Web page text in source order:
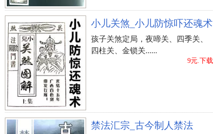
乐坛电影展。许逻辑思维去货仓帮爸爸梳理电影，
看到许多电影宣传海报包含《半斤八两》等，結果
盛行找寻一代避世“宣传海报大师”阮李波，把一个
人的故事拍成纪实片《海报师》。《海》是2020年
华语乐坛电影展的播映片之一。据华语乐坛电影展
策展人之一李富楠表露，许逻辑思维五月会到当
地，除开参加播映会与观众们沟通交流，也会参加
华语乐坛电影展所举办的纪实片专题讲座。
思：表明思齐、思谋、构思，起名字用“思”字，期
待小孩长大后是一个有观念的人。
小儿关煞_小儿防惊吓还魂术
孩子关煞定局，夜啼关、四季关、
四柱关、金锁关......
9元.下载
禁法汇宗_古今制人禁法